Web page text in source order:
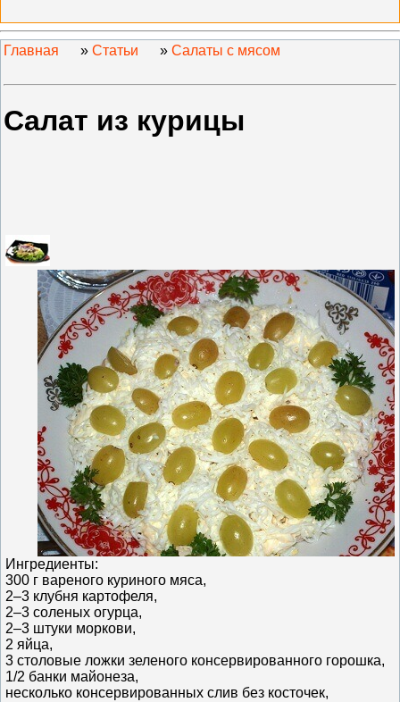
Главная » Статьи » Салаты с мясом
Салат из курицы
Ингредиенты:
300 г вареного куриного мяса,
2–3 клубня картофеля,
2–3 соленых огурца,
2–3 штуки моркови,
2 яйца,
3 столовые ложки зеленого консервированного горошка,
1/2 банки майонеза,
несколько консервированных слив без косточек,